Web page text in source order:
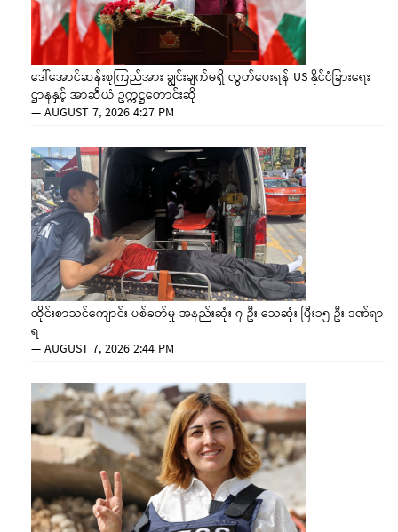
ဒေါ်အောင်ဆန်းစုကြည်အား ချွင်းချက်မရှိ လွှတ်ပေးရန် US နိုင်ငံခြားရေး
ဌာနနှင့် အာဆီယံ ဥက္ကဋ္ဌတောင်းဆို
—AUGUST 7, 2026 4:27 PM
ထိုင်းစာသင်ကျောင်း ပစ်ခတ်မှု အနည်းဆုံး ၇ ဦး သေဆုံး ပြီး၁၅ ဦး ဒဏ်ရာ
ရ
—AUGUST 7, 2026 2:44 PM